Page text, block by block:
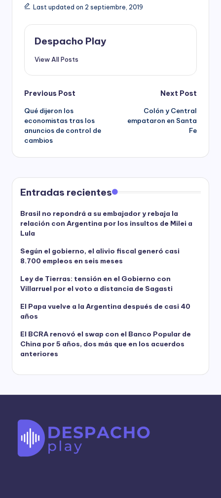
Last updated on 2 septiembre, 2019
Despacho Play
View All Posts
Post
navigation
Previous Post
Qué dijeron los
economistas tras los
anuncios de control de
cambios
Next Post
Colón y Central
empataron en Santa
Fe
Entradas recientes
Brasil no repondrá a su embajador y rebaja la
relación con Argentina por los insultos de Milei a
Lula
Según el gobierno, el alivio fiscal generó casi
8.700 empleos en seis meses
Ley de Tierras: tensión en el Gobierno con
Villarruel por el voto a distancia de Sagasti
El Papa vuelve a la Argentina después de casi 40
años
El BCRA renovó el swap con el Banco Popular de
China por 5 años, dos más que en los acuerdos
anteriores